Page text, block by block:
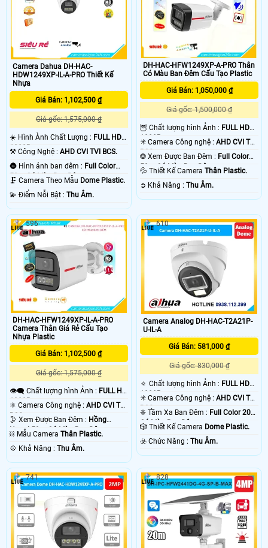
Camera Dahua DH-HAC-
HDW1249XP-IL-A-PRO Thiết Kế
Nhựa
Giá Bán: 1,102,500 ₫
Giá gốc: 1,575,000 ₫
☀️ Hình Ành Chất Lượng : FULL HD
1080P .
⚒ Công Nghệ : AHD CVI TVI BCS.
🌚 Hình ảnh ban đêm : Full Color
50m Có Màu Ban Ðêm.
🗜️ Camera Theo Mẫu Dome Plastic.
️💫 Điểm Nỗi Bật : Thu Âm.
DH-HAC-HFW1249XP-A-PRO Thân
Có Màu Ban Đêm Cấu Tạo Plastic
Giá Bán: 1,050,000 ₫
Giá gốc: 1,500,000 ₫
🦉 Chất lượng hình Ảnh : FULL HD
1080P .
✳️ Camera Công nghệ :AHD CVI TVI
BCS.
❂ Xem Được Ban Đêm : Full Color
50m Có Màu Ban Ðêm.
💦 Thiết Kế CameraThân Plastic.
️➲ Khả Năng :Thu Âm.
DH-HAC-HFW1249XP-IL-A-PRO
Camera Thân Giá Rẻ Cấu Tạo
Nhựa Plastic
Giá Bán: 1,102,500 ₫
Giá gốc: 1,575,000 ₫
👁️‍🗨 Chất lượng hình Ảnh : FULL HD
1080P .
⚛️ Camera Công nghệ : AHD CVI TVI
BCS.
🌛 Xem Được Ban Đêm : Hồng
Ngoại 50m Có Màu Ban Ðêm.
⛓ Mẫu Camera Thân Plastic.
️💠 Khả Năng : Thu Âm.
596
Camera Analog DH-HAC-T2A21P-
U-IL-A
Giá Bán: 581,000 ₫
Giá gốc: 830,000 ₫
🔅 Chất lượng hình Ảnh : FULL HD
1080P .
✳️ Camera Công nghệ :AHD CVI TVI
BCS.
❈ Tầm Xa Ban Đêm : Full Color 20m
Có Màu Ban Ðêm.
🎲 Thiết Kế Camera Dome Plastic.
️☣️ Chức Năng :Thu Âm.
610
741 828